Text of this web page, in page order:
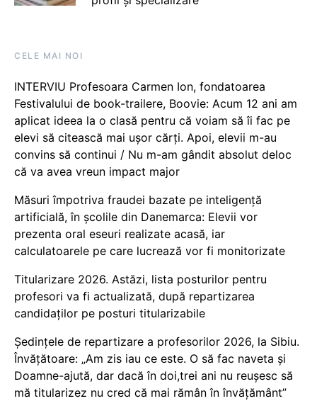
CELE MAI NOI
INTERVIU Profesoara Carmen Ion, fondatoarea
Festivalului de book-trailere, Boovie: Acum 12 ani am
aplicat ideea la o clasă pentru că voiam să îi fac pe
elevi să citească mai ușor cărți. Apoi, elevii m-au
convins să continui / Nu m-am gândit absolut deloc
că va avea vreun impact major
Măsuri împotriva fraudei bazate pe inteligență
artificială, în școlile din Danemarca: Elevii vor
prezenta oral eseuri realizate acasă, iar
calculatoarele pe care lucrează vor fi monitorizate
Titularizare 2026. Astăzi, lista posturilor pentru
profesori va fi actualizată, după repartizarea
candidaților pe posturi titularizabile
Ședințele de repartizare a profesorilor 2026, la Sibiu.
Învățătoare: „Am zis iau ce este. O să fac naveta și
Doamne-ajută, dar dacă în doi,trei ani nu reușesc să
mă titularizez nu cred că mai rămân în învățământ”